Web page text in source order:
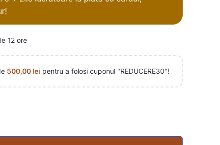
12 ore
500,00 lei pentru a folosi cuponul "REDUCERE30"!